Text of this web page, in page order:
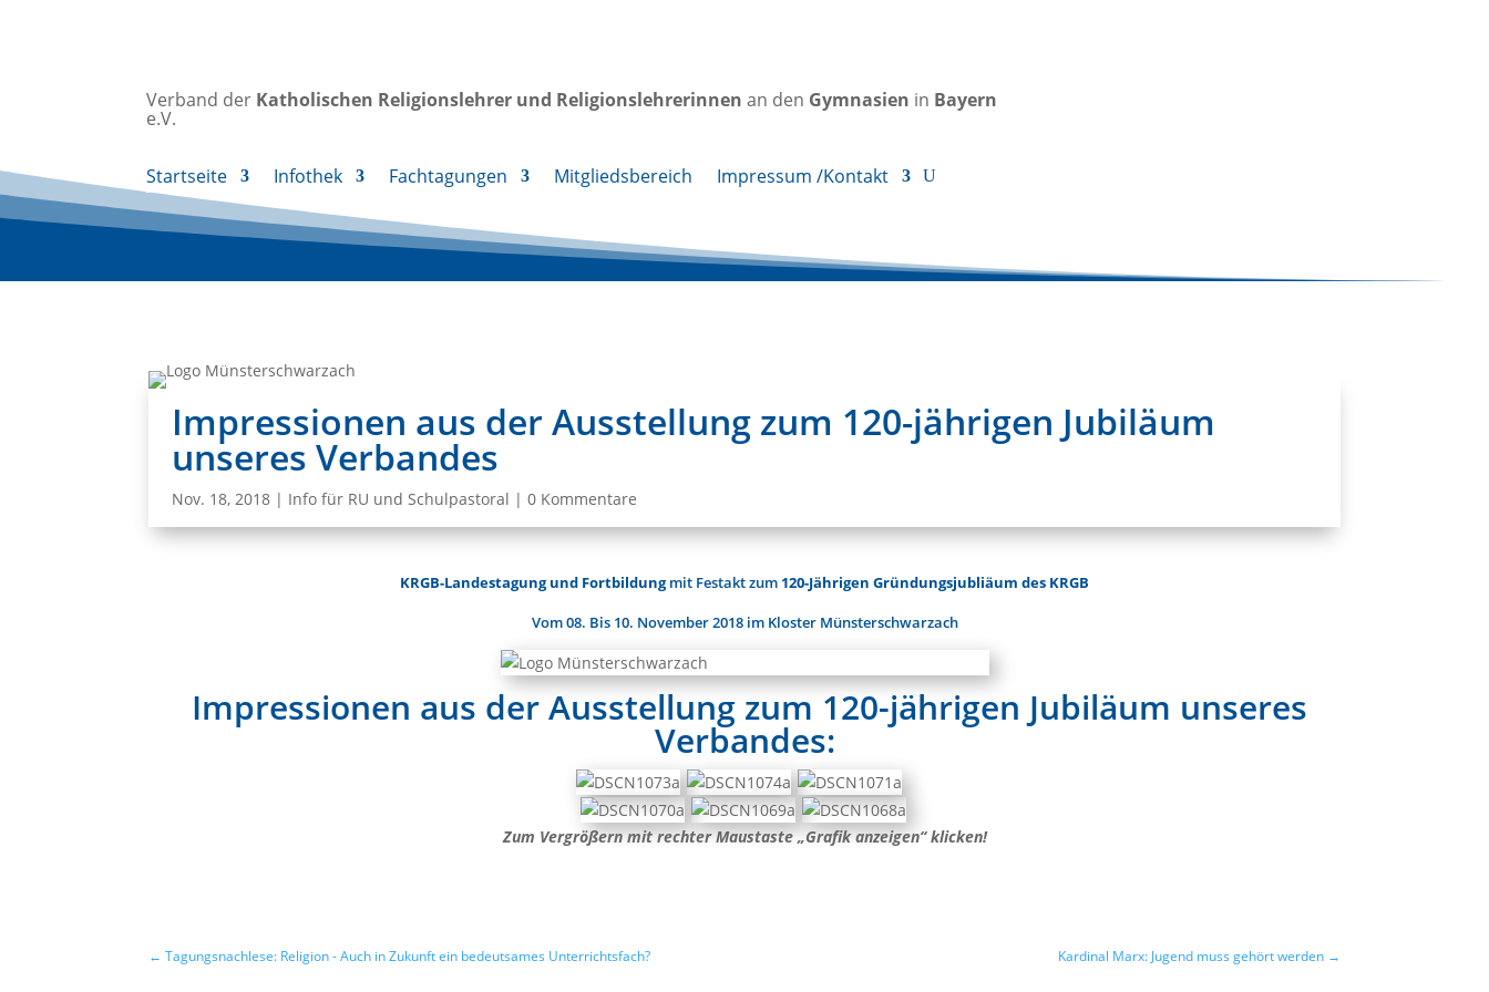
Verband der Katholischen Religionslehrer und Religionslehrerinnen an den Gymnasien in Bayern
e.V.
Startseite Infothek Fachtagungen Mitgliedsbereich Impressum /Kontakt
Impressionen aus der Ausstellung zum 120-jährigen Jubiläum
unseres Verbandes
Nov. 18, 2018 | Info für RU und Schulpastoral |0 Kommentare
KRGB-Landestagung und Fortbildungmit Festakt zum 120-Jährigen Gründungsjubliäum des KRGB
Vom 08. Bis 10. November 2018 im Kloster Münsterschwarzach
Impressionen aus der Ausstellung zum 120-jährigen Jubiläum unseres
Verbandes:
Zum Vergrößern mit rechter Maustaste „Grafik anzeigen“ klicken!
←Tagungsnachlese: Religion - Auch in Zukunft ein bedeutsames Unterrichtsfach? Kardinal Marx: Jugend muss gehört werden→